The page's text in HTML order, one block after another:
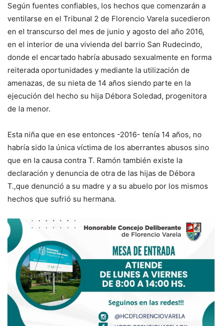
Según fuentes confiables, los hechos que comenzarán a
ventilarse en el Tribunal 2 de Florencio Varela sucedieron
en el transcurso del mes de junio y agosto del año 2016,
en el interior de una vivienda del barrio San Rudecindo,
donde el encartado habría abusado sexualmente en forma
reiterada oportunidades y mediante la utilización de
amenazas, de su nieta de 14 años siendo parte en la
ejecución del hecho su hija Débora Soledad, progenitora
de la menor.
Esta niña que en ese entonces -2016- tenía 14 años, no
habría sido la única víctima de los aberrantes abusos sino
que en la causa contra T. Ramón también existe la
declaración y denuncia de otra de las hijas de Débora
T.,que denunció a su madre y a su abuelo por los mismos
hechos que sufrió su hermana.